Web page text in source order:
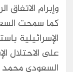
وإبرام
الإسرائيلية
على الاحتلال
السعودي محمد